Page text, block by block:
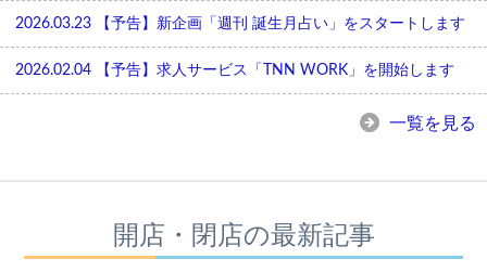
2026.03.23 【予告】新企画「週刊 誕生月占い」をスタートします
2026.02.04 【予告】求人サービス「TNN WORK」を開始します
一覧を見る
開店・閉店の最新記事